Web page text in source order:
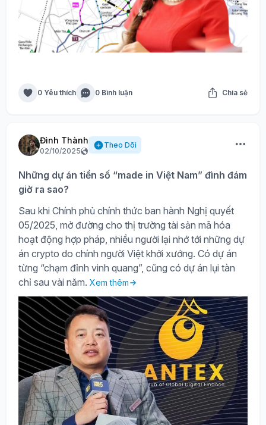
0 Yêu thích 0 Bình luận Chia sẻ
Đình Thành
02/10/2025
Theo Dõi
Những dự án tiền số “made in Việt Nam” đình đám
giờ ra sao?
Sau khi Chính phủ chính thức ban hành Nghị quyết
05/2025, mở đường cho thị trường tài sản mã hóa
hoạt động hợp pháp, nhiều người lại nhớ tới những dự
án crypto do chính người Việt khởi xướng. Có dự án
từng “chạm đỉnh vinh quang”, cũng có dự án lụi tàn
chỉ sau vài năm. Xem thêm